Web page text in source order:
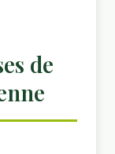
de